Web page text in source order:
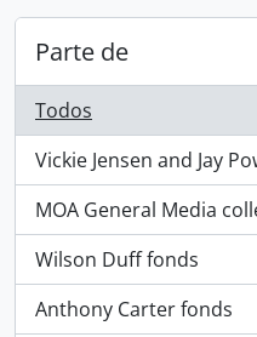
Parte de
Todos
Vickie Jensen and Jay
, 4373 resultados
MOA General Media
, 3008 resultados
Wilson Duff fonds
, 2760 resultados
Anthony Carter fonds
, 1814 resultados